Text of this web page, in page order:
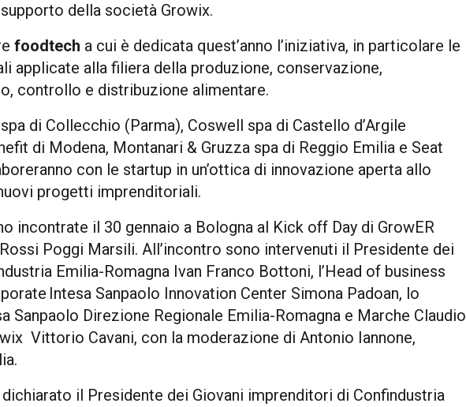
della società Growix.
foodtech a cui è dedicata quest’anno l’iniziativa, in particolare le
applicate alla filiera della produzione, conservazione,
controllo e distribuzione alimentare.
di Collecchio (Parma), Coswell spa di Castello d’Argile
di Modena, Montanari & Gruzza spa di Reggio Emilia e Seat
con le startup in un’ottica di innovazione aperta allo
progetti imprenditoriali.
incontrate il 30 gennaio a Bologna al Kick off Day di GrowER
Poggi Marsili. All’incontro sono intervenuti il Presidente dei
Emilia-Romagna Ivan Franco Bottoni, l’Head of business
Intesa Sanpaolo Innovation Center Simona Padoan, lo
Sanpaolo Direzione Regionale Emilia-Romagna e Marche Claudio
Vittorio Cavani, con la moderazione di Antonio Iannone,
dichiarato il Presidente dei Giovani imprenditori di Confindustria